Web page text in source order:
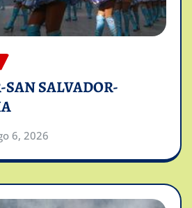
SAN SALVADOR-
6, 2026